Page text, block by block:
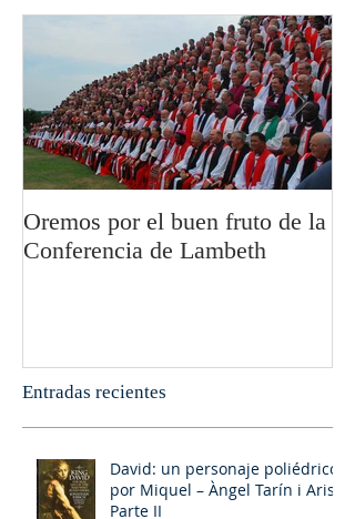
Oremos por el buen fruto de la
Conferencia de Lambeth
Entradas recientes
David: un personaje poliédrico,
por Miquel – Àngel Tarín i Arisó
Parte II